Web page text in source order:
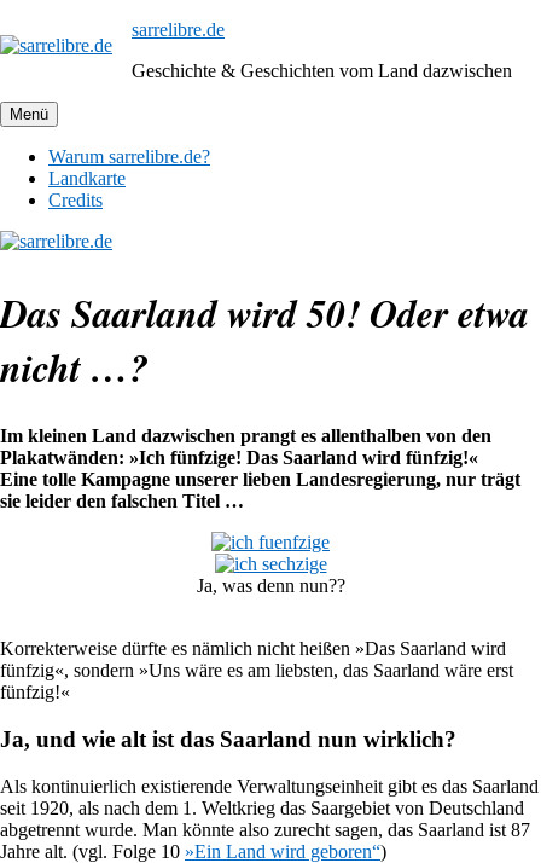
Inhalt
sarrelibre.de
Geschichte & Geschichten vom Land dazwischen
Menü
Warum sarrelibre.de?
Landkarte
Credits
Das Saarland wird 50! Oder etwa
nicht …?
Im kleinen Land dazwischen prangt es allenthalben von den
Plakatwänden: »Ich fünfzige! Das Saarland wird fünfzig!«
Eine tolle Kampagne unserer lieben Landesregierung, nur trägt
sie leider den falschen Titel …
Ja, was denn nun??
Korrekterweise dürfte es nämlich nicht heißen »Das Saarland wird
fünfzig«, sondern »Uns wäre es am liebsten, das Saarland wäre erst
fünfzig!«
Ja, und wie alt ist das Saarland nun wirklich?
Als kontinuierlich existierende Verwaltungseinheit gibt es das Saarland
seit 1920, als nach dem 1. Weltkrieg das Saargebiet von Deutschland
abgetrennt wurde. Man könnte also zurecht sagen, das Saarland ist 87
Jahre alt. (vgl. Folge 10 »Ein Land wird geboren“)